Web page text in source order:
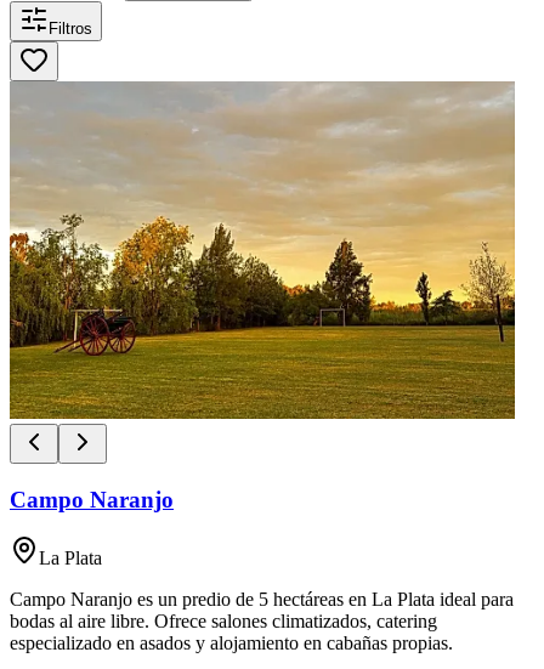
Filtros
Campo Naranjo
La Plata
Campo Naranjo es un predio de 5 hectáreas en La Plata ideal para
bodas al aire libre. Ofrece salones climatizados, catering
especializado en asados y alojamiento en cabañas propias.